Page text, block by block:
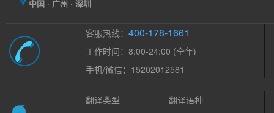
中国 · 广州 · 深圳
客服热线：400-178-1661
工作时间：8:00-24:00 (全年)
手机/微信：15202012581
翻译类型
翻译语种